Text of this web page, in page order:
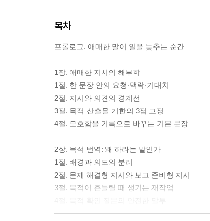
목차
프롤로그. 애매한 말이 일을 늦추는 순간
1장. 애매한 지시의 해부학
1절. 한 문장 안의 요청·맥락·기대치
2절. 지시와 의견의 경계선
3절. 목적·산출물·기한의 3점 고정
4절. 모호함을 기록으로 바꾸는 기본 문장
2장. 목적 번역: 왜 하라는 말인가
1절. 배경과 의도의 분리
2절. 문제 해결형 지시와 보고 준비형 지시
3절. 목적이 흔들릴 때 생기는 재작업